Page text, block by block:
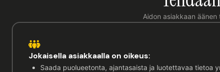
Aidon asiakkaan
Jokaisella asiakkaalla on oikeus:
Saada puolueetonta, ajantasaista ja luotettavaa tietoa